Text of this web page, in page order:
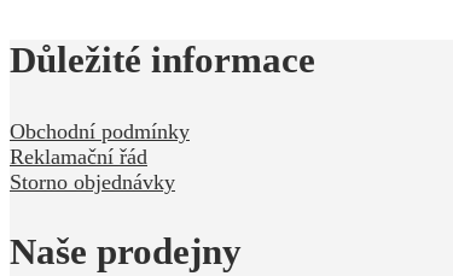
Důležité informace
Obchodní podmínky
Reklamační řád
Storno objednávky
Naše prodejny